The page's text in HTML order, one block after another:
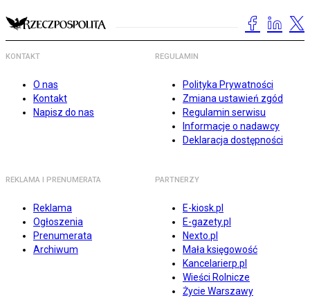
KONTAKT
O nas
Kontakt
Napisz do nas
REGULAMIN
Polityka Prywatności
Zmiana ustawień zgód
Regulamin serwisu
Informacje o nadawcy
Deklaracja dostępności
REKLAMA I PRENUMERATA
Reklama
Ogłoszenia
Prenumerata
Archiwum
PARTNERZY
E-kiosk.pl
E-gazety.pl
Nexto.pl
Mała księgowość
Kancelarierp.pl
Wieści Rolnicze
Życie Warszawy